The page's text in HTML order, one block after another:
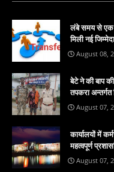
लंबे समय से एक
मिली नई
August 08,
बेटे ने की बाप
तपकरा अन्तर्गत
August 07,
कार्यालयों में
महत्वपूर्ण
August 07,